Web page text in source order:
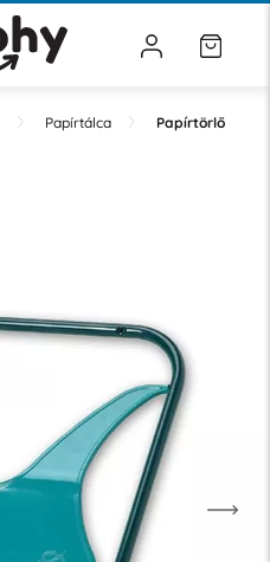
Papírtálca Papírtörlő